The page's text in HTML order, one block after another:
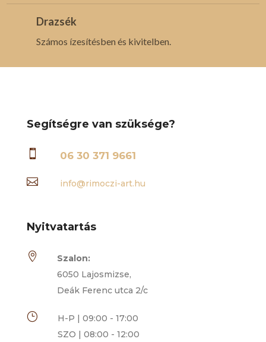
Drazsék
Számos ízesítésben és kivitelben.
Segítségre van szüksége?
 06 30 371 9661
 info@rimoczi-art.hu
Nyitvatartás

Szalon:
6050 Lajosmizse,
Deák Ferenc utca 2/c
}
H-P | 09:00 - 17:00
SZO | 08:00 - 12:00